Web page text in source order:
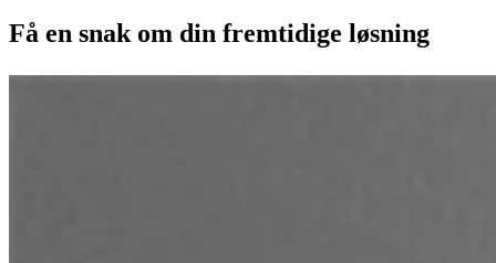
Få en snak om din fremtidige løsning